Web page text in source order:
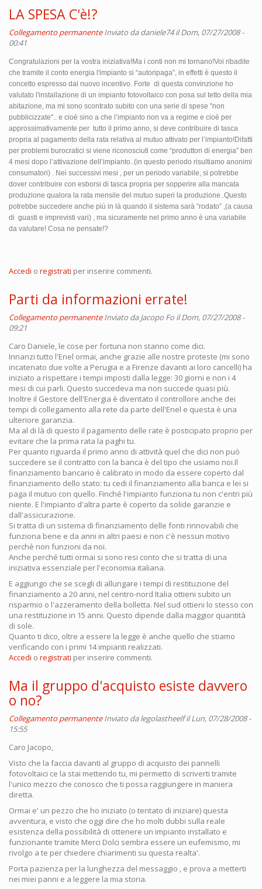
LA SPESA C'è!?
Collegamento permanente Inviato dadaniele74il Dom, 07/27/2008 -
00:41
Congratulazioni per la vostra iniziativa!Ma i conti non mi tornano!Voi ribadite
che tramite il conto energia l'impianto si “autoripaga”, in effetti è questo il
concetto espresso dal nuovo incentivo. Forte di questa convinzione ho
valutato l'installazione di un impianto fotovoltaico con posa sul tetto della mia
abitazione, ma mi sono scontrato subito con una serie di spese "non
pubblicizzate".. e cioè sino a che l’impianto non va a regime e cioè per
approssimativamente per tutto il primo anno, si deve contribuire di tasca
propria al pagamento della rata relativa al mutuo attivato per l’impianto!Difatti
per problemi burocratici si viene riconosciuti come “produttori di energia” ben
4 mesi dopo l’attivazione dell’impianto..(in questo periodo risultiamo anonimi
consumatori) . Nei successivi mesi , per un periodo variabile, si potrebbe
dover contribuire con esborsi di tasca propria per sopperire alla mancata
produzione qualora la rata mensile del mutuo superi la produzione..Questo
potrebbe succedere anche più in là quando il sistema sarà “rodato” ,(a causa
di guasti e imprevisti vari) , ma sicuramente nel primo anno è una variabile
da valutare! Cosa ne pensate!?
Accedi o registrati per inserire commenti.
Parti da informazioni errate!
Collegamento permanente Inviato daJacopo Fo il Dom, 07/27/2008 -
09:21
Caro Daniele, le cose per fortuna non stanno come dici.
Innanzi tutto l'Enel ormai, anche grazie alle nostre proteste (mi sono
incatenato due volte a Perugia e a Firenze davanti ai loro cancelli) ha
iniziato a rispettare i tempi imposti dalla legge: 30 giorni e non i 4
mesi di cui parli. Questo succedeva ma non succede quasi più.
Inoltre il Gestore dell'Energia è diventato il controllore anche dei
tempi di collegamento alla rete da parte dell'Enel e questa è una
ulteriore garanzia.
Ma al di là di questo il pagamento delle rate è posticipato proprio per
evitare che la prima rata la paghi tu.
Per quanto riguarda il primo anno di attività quel che dici non può
succedere se il contratto con la banca è del tipo che usiamo noi.Il
finanziamento bancario è calibrato in modo da essere coperto dal
finanziamento dello stato: tu cedi il finanziamento alla banca e lei si
paga il mutuo con quello. Finché l'impianto funziona tu non c'entri più
niente. E l'impianto d'altra parte è coperto da solide garanzie e
dall'assicurazione.
Si tratta di un sistema di finanziamento delle fonti rinnovabili che
funziona bene e da anni in altri paesi e non c'è nessun motivo
perchè non funzioni da noi.
Anche perché tutti ormai si sono resi conto che si tratta di una
iniziativa essenziale per l'economia italiana.
E aggiungo che se scegli di allungare i tempi di restituzione del
finanziamento a 20 anni, nel centro-nord Italia ottieni subito un
risparmio o l'azzeramento della bolletta. Nel sud ottieni lo stesso con
una restituzione in 15 anni. Questo dipende dalla maggior quantità
di sole.
Quanto ti dico, oltre a essere la legge è anche quello che stiamo
verificando con i primi 14 impianti realizzati.
Accedi o registrati per inserire commenti.
Ma il gruppo d'acquisto esiste davvero
o no?
Collegamento permanente Inviato dalegolastheelfil Lun, 07/28/2008 -
15:55
Caro Jacopo,
Visto che la faccia davanti al gruppo di acquisto dei pannelli
fotovoltaici ce la stai mettendo tu, mi permetto di scriverti tramite
l'unico mezzo che conosco che ti possa raggiungere in maniera
diretta.
Ormai e' un pezzo che ho iniziato (o tentato di iniziare) questa
avventura, e visto che oggi dire che ho molti dubbi sulla reale
esistenza della possibilità di ottenere un impianto installato e
funzionante tramite Merci Dolci sembra essere un eufemismo, mi
rivolgo a te per chiedere chiarimenti su questa realta'.
Porta pazienza per la lunghezza del messaggio , e prova a metterti
nei miei panni e a leggere la mia storia.